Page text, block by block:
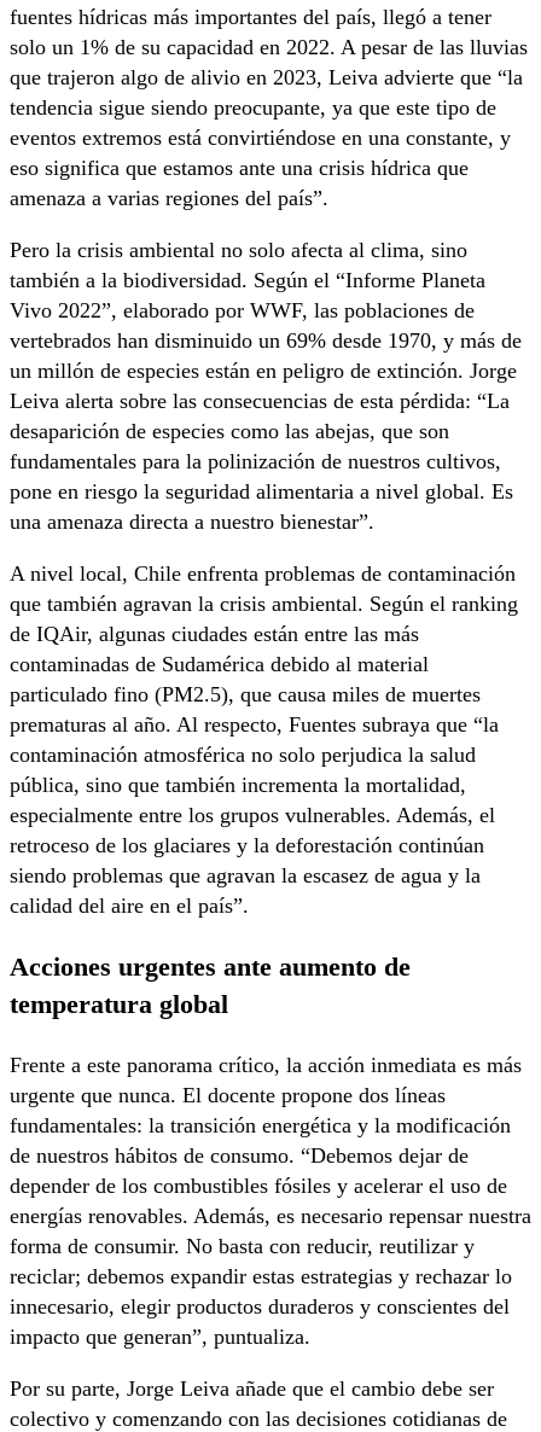
fuentes hídricas más importantes del país, llegó a tener
solo un 1% de su capacidad en 2022. A pesar de las lluvias
que trajeron algo de alivio en 2023, Leiva advierte que “la
tendencia sigue siendo preocupante, ya que este tipo de
eventos extremos está convirtiéndose en una constante, y
eso significa que estamos ante una crisis hídrica que
amenaza a varias regiones del país”.
Pero la crisis ambiental no solo afecta al clima, sino
también a la biodiversidad. Según el “Informe Planeta
Vivo 2022”, elaborado por WWF, las poblaciones de
vertebrados han disminuido un 69% desde 1970, y más de
un millón de especies están en peligro de extinción. Jorge
Leiva alerta sobre las consecuencias de esta pérdida: “La
desaparición de especies como las abejas, que son
fundamentales para la polinización de nuestros cultivos,
pone en riesgo la seguridad alimentaria a nivel global. Es
una amenaza directa a nuestro bienestar”.
A nivel local, Chile enfrenta problemas de contaminación
que también agravan la crisis ambiental. Según el ranking
de IQAir, algunas ciudades están entre las más
contaminadas de Sudamérica debido al material
particulado fino (PM2.5), que causa miles de muertes
prematuras al año. Al respecto, Fuentes subraya que “la
contaminación atmosférica no solo perjudica la salud
pública, sino que también incrementa la mortalidad,
especialmente entre los grupos vulnerables. Además, el
retroceso de los glaciares y la deforestación continúan
siendo problemas que agravan la escasez de agua y la
calidad del aire en el país”.
Acciones urgentes ante aumento de
temperatura global
Frente a este panorama crítico, la acción inmediata es más
urgente que nunca. El docente propone dos líneas
fundamentales: la transición energética y la modificación
de nuestros hábitos de consumo. “Debemos dejar de
depender de los combustibles fósiles y acelerar el uso de
energías renovables. Además, es necesario repensar nuestra
forma de consumir. No basta con reducir, reutilizar y
reciclar; debemos expandir estas estrategias y rechazar lo
innecesario, elegir productos duraderos y conscientes del
impacto que generan”, puntualiza.
Por su parte, Jorge Leiva añade que el cambio debe ser
colectivo y comenzando con las decisiones cotidianas de